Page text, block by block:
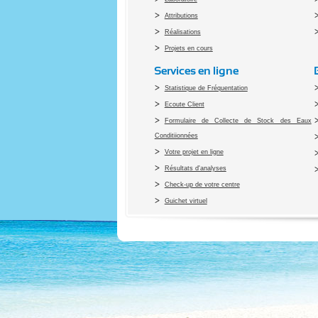
Attributions
Réalisations
Projets en cours
Services en ligne
Statistique de Fréquentation
Ecoute Client
Formulaire de Collecte de Stock des Eaux
Conditiionnées
Votre projet en ligne
Résultats d'analyses
Check-up de votre centre
Guichet virtuel